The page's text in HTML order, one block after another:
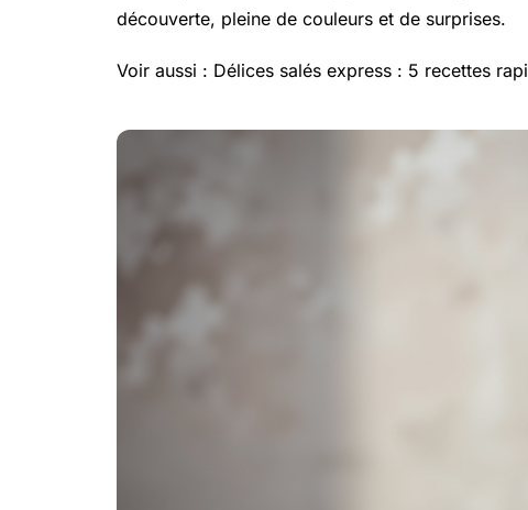
découverte, pleine de couleurs et de surprises.
Voir aussi : Délices salés express : 5 recettes